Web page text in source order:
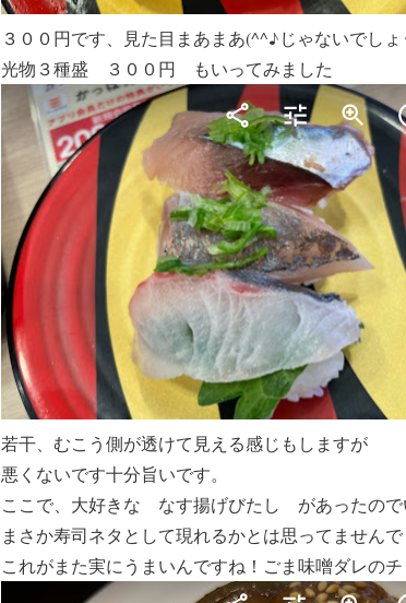
３００円です、見た目まあまあ(^^♪じゃないでし
光物３種盛 ３００円 もいってみました
若干、むこう側が透けて見える感じもしますが
悪くないです十分旨いです。
ここで、大好きな なす揚げびたし があったので
まさか寿司ネタとして現れるかとは思ってません
これがまた実にうまいんですね！ごま味噌ダレの